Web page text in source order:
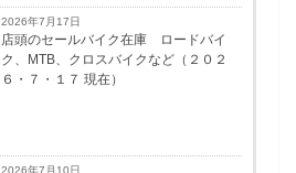
2026年7月17日
店頭のセールバイク在庫 ロードバイ
ク、MTB、クロスバイクなど（２０２
６・７・１７ 現在）